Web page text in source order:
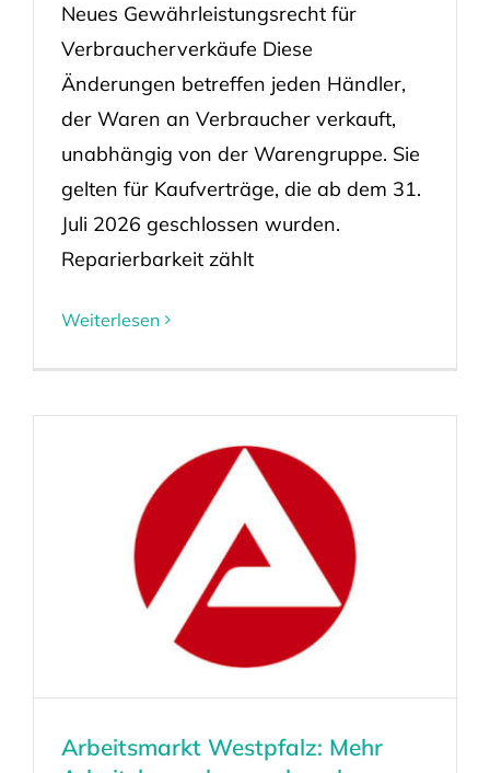
Neues Gewährleistungsrecht für
Verbraucherverkäufe Diese
Änderungen betreffen jeden Händler,
der Waren an Verbraucher verkauft,
unabhängig von der Warengruppe. Sie
gelten für Kaufverträge, die ab dem 31.
Juli 2026 geschlossen wurden.
Reparierbarkeit zählt
Weiterlesen
Arbeitsmarkt Westpfalz: Mehr